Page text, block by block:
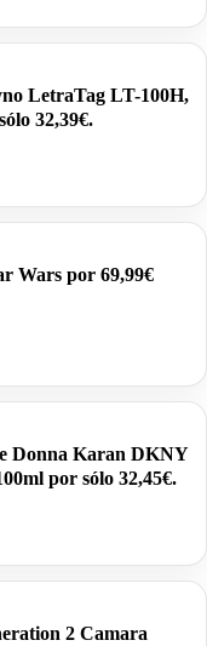
LetraTag LT-100H,
32,39€.
Wars por 69,99€
Donna Karan DKNY
por sólo 32,45€.
2 Camara